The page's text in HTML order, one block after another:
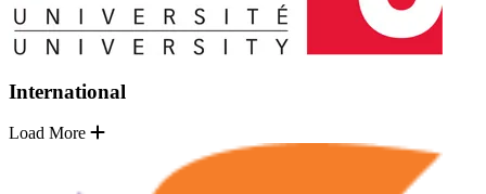
International
Load More